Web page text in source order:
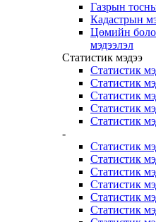
Газрын
Кадастрын
Цөмийн
мэдээлэл
Статистик мэдээ
Статистик
Статистик
Статистик
Статистик
Статистик
-
Статистик
Статистик
Статистик
Статистик
Статистик
Статистик